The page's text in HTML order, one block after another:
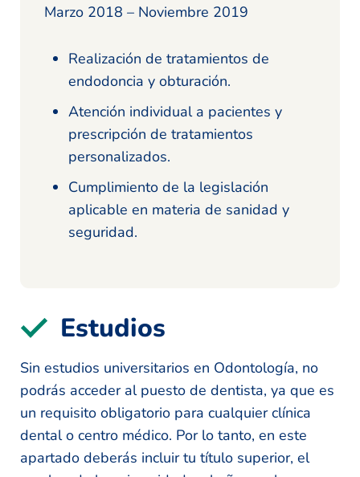
Marzo 2018 – Noviembre 2019
Realización de tratamientos de
endodoncia y obturación.
Atención individual a pacientes y
prescripción de tratamientos
personalizados.
Cumplimiento de la legislación
aplicable en materia de sanidad y
seguridad.
Estudios
Sin estudios universitarios en Odontología, no
podrás acceder al puesto de dentista, ya que es
un requisito obligatorio para cualquier clínica
dental o centro médico. Por lo tanto, en este
apartado deberás incluir tu título superior, el